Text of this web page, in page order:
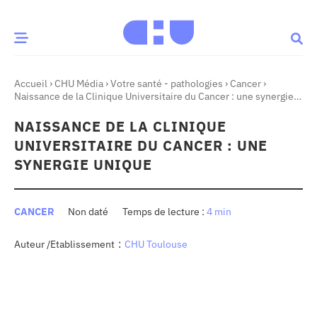
MOMENT
Innovation
& patrimoine Patient
Accueil › CHU Média ›Votre santé - pathologies › Cancer ›
Naissance de la Clinique Universitaire du Cancer : une synergie
NAISSANCE DE LA CLINIQUE
UNIVERSITAIRE DU CANCER : UNE
SYNERGIE UNIQUE
CANCER Non daté 4 min
Auteur /Etablissement : CHU Toulouse